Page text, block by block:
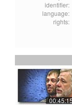
identifier:
language:
rights: